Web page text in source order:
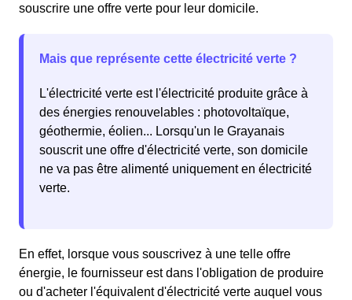
souscrire une offre verte pour leur domicile.
Mais que représente cette électricité verte ?
L'électricité verte est l'électricité produite grâce à
des énergies renouvelables : photovoltaïque,
géothermie, éolien... Lorsqu'un le Grayanais
souscrit une offre d'électricité verte, son domicile
ne va pas être alimenté uniquement en électricité
verte.
En effet, lorsque vous souscrivez à une telle offre
énergie, le fournisseur est dans l'obligation de produire
ou d'acheter l'équivalent d'électricité verte auquel vous